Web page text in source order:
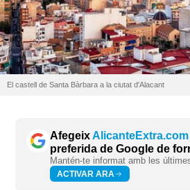
El castell de Santa Bàrbara a la ciutat d'Alacant
AfegeixAlicanteExtra.com
preferida de Google de
Mantén-te informat amb les
ACTIVAR ARA